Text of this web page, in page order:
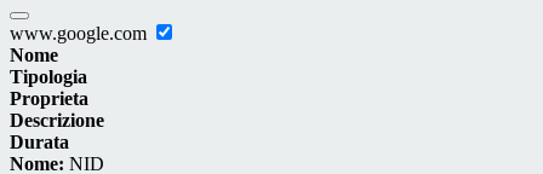
www.google.com
Nome
Tipologia
Proprieta
Descrizione
Durata
Nome: NID